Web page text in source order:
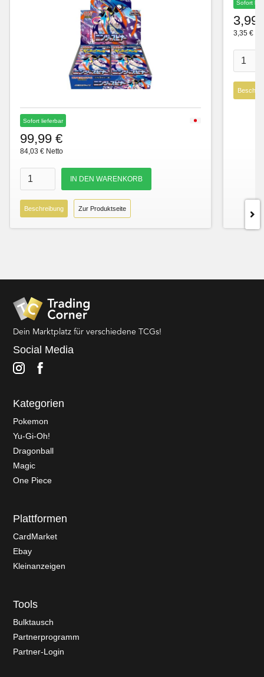
Sofort lieferbar
99,99 €
84,03 € Netto
Beschreibung Zur Produktseite
Sofort
3,99
3,35 €
Dein Marktplatz für verschiedene TCGs!
Social Media
Kategorien
Pokemon
Yu-Gi-Oh!
Dragonball
Magic
One Piece
Plattformen
CardMarket
Ebay
Kleinanzeigen
Tools
Bulktausch
Partnerprogramm
Partner-Login